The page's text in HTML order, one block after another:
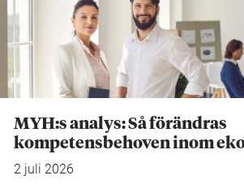
MYH:s analys: Så förändras
kompetensbehoven inom
2 juli 2026